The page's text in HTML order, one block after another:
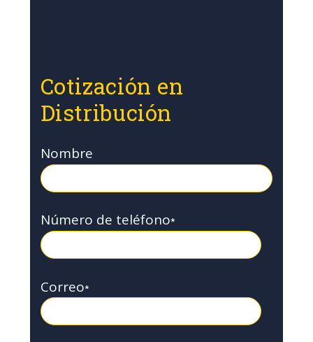
Cotización en
Distribución
Nombre
Número de teléfono*
Correo*